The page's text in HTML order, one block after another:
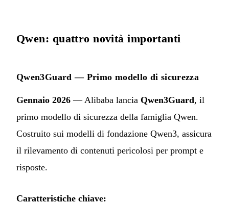
Qwen: quattro novità importanti
Qwen3Guard — Primo modello di sicurezza
Gennaio 2026 — Alibaba lancia Qwen3Guard, il
primo modello di sicurezza della famiglia Qwen.
Costruito sui modelli di fondazione Qwen3, assicura
il rilevamento di contenuti pericolosi per prompt e
risposte.
Caratteristiche chiave: